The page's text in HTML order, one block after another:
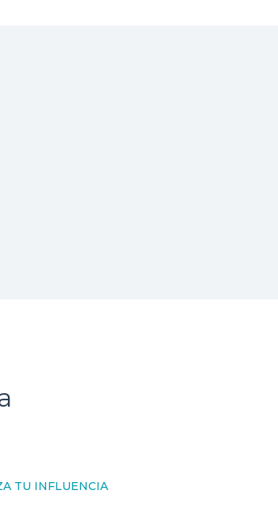
TU INFLUENCIA